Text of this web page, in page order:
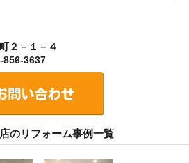
２－１－４
3637
のリフォーム事例一覧